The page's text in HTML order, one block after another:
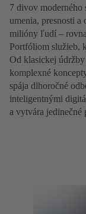
7 divov moderného
umenia, presnosti a
milióny ľudí –
Portfóliom služieb,
Od klasickej
komplexné
spája dlhoročné
inteligentnými
a vytvára jedinečné